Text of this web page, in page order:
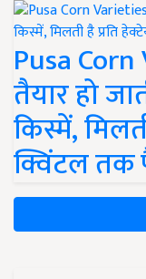
Pusa
तैयार हो
किस्में,
क्विंटल तक